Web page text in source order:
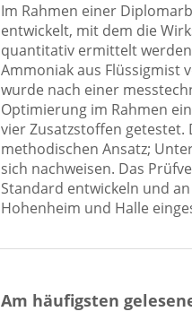
Im Rahmen einer
entwickelt, mit dem die
quantitativ ermittelt
Ammoniak aus Flüssigmist
wurde nach einer
Optimierung im Rahmen
vier Zusatzstoffen getestet.
methodischen Ansatz;
sich nachweisen. Das
Standard entwickeln und
Hohenheim und Halle
Am häufigsten